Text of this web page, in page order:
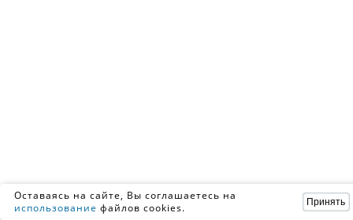
Оставаясь на сайте, Вы соглашаетесь на
использование файлов cookies. Принять